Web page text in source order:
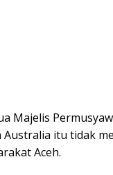
Majelis
itu tidak
Aceh.